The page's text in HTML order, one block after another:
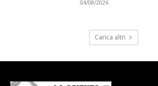
04/08/2026
Carica altri